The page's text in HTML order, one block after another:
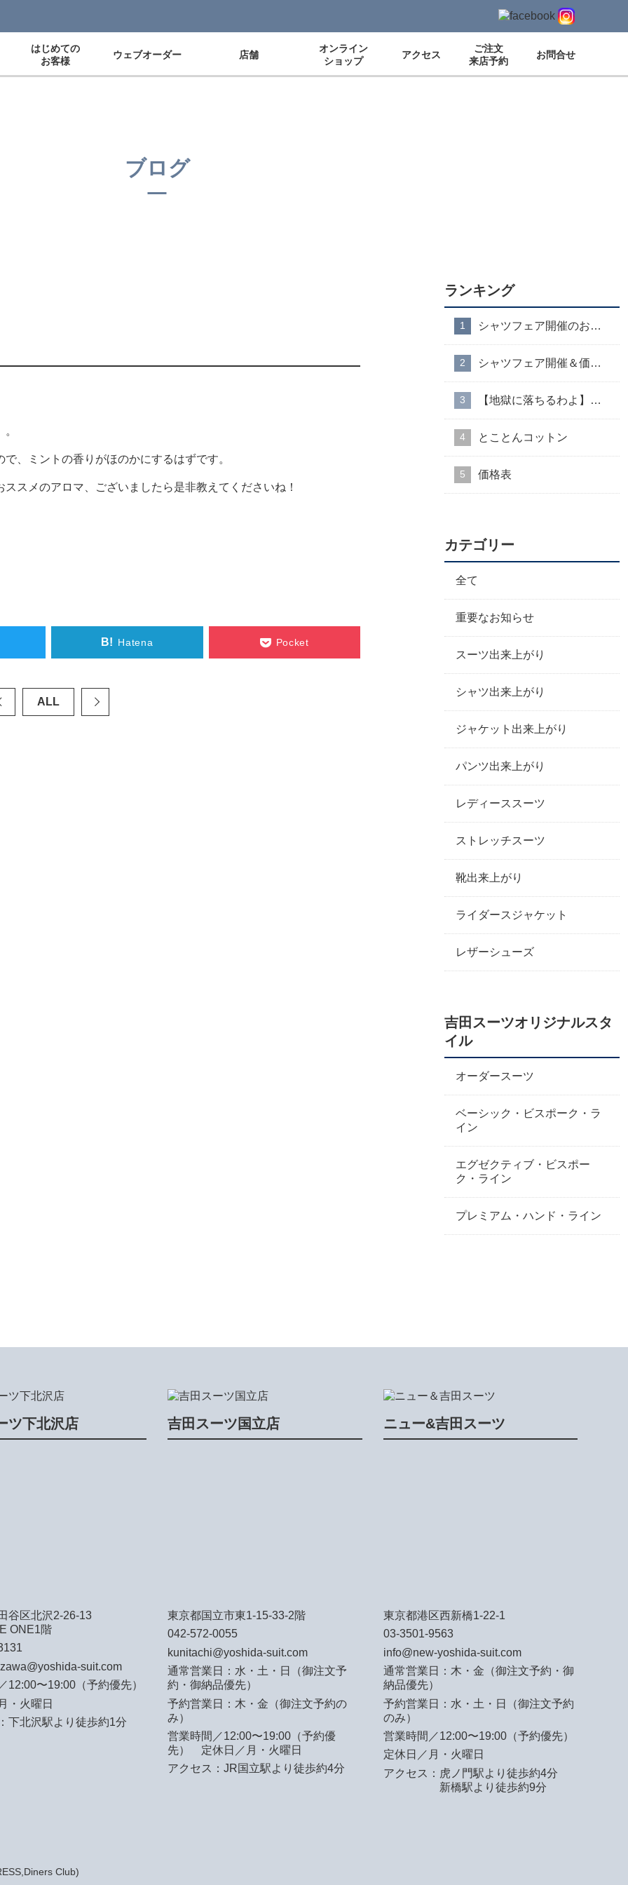
はじめての
お客様
ウェブオーダー 店舗
オンライン
ショップ
アクセス
ご注文
来店予約
お問合せ
ブログ
、ミントの香りがほのかにするはずです。
スメのアロマ、ございましたら是非教えてくださいね！
B! Hatena Pocket
ALL
ランキング
シャツフェア開催のお知らせ
シャツフェア開催＆価格改定のお知らせ
【地獄に落ちるわよ】衣装協力のお知らせ
とことんコットン
価格表
カテゴリー
全て
重要なお知らせ
スーツ出来上がり
シャツ出来上がり
ジャケット出来上がり
パンツ出来上がり
レディーススーツ
ストレッチスーツ
靴出来上がり
ライダースジャケット
レザーシューズ
吉田スーツオリジナルスタ
イル
オーダースーツ
ベーシック・ビスポーク・ラ
イン
エグゼクティブ・ビスポー
ク・ライン
プレミアム・ハンド・ライン
ツ下北沢店
谷区北沢2-26-13
ONE1階
suit.com
12:00〜19:00（予約優先）
・火曜日
下北沢駅より徒歩約1分
吉田スーツ国立店
東京都国立市東1-15-33-2階
042-572-0055
kunitachi@yoshida-suit.com
通常営業日：水・土・日（御注文予
約・御納品優先）
予約営業日：木・金（御注文予約の
み）
営業時間／12:00〜19:00（予約優
先） 定休日／月・火曜日
アクセス：JR国立駅より徒歩約4分
ニュー&吉田スーツ
東京都港区西新橋1-22-1
03-3501-9563
info@new-yoshida-suit.com
通常営業日：木・金（御注文予約・御
納品優先）
予約営業日：水・土・日（御注文予約
のみ）
営業時間／12:00〜19:00（予約優先）
定休日／月・火曜日
アクセス： 虎ノ門駅より徒歩約4分
新橋駅より徒歩約9分
Club)